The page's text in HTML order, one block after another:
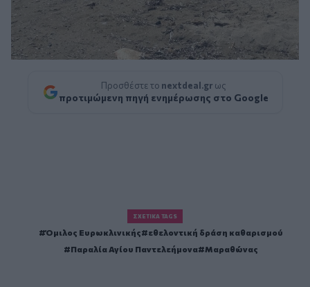
Προσθέστε το nextdeal.gr ως
προτιμώμενη πηγή ενημέρωσης στο Google
ΣΧΕΤΙΚΆ TAGS
Όμιλος Ευρωκλινικής
εθελοντική δράση καθαρισμού
Παραλία Αγίου Παντελεήμονα
Μαραθώνας